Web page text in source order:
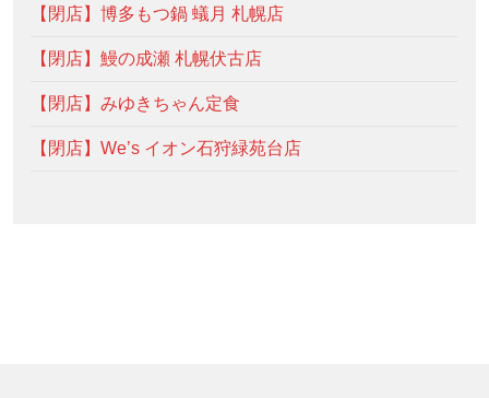
【閉店】博多もつ鍋 蟻月 札幌店
【閉店】鰻の成瀬 札幌伏古店
【閉店】みゆきちゃん定食
【閉店】We’s イオン石狩緑苑台店